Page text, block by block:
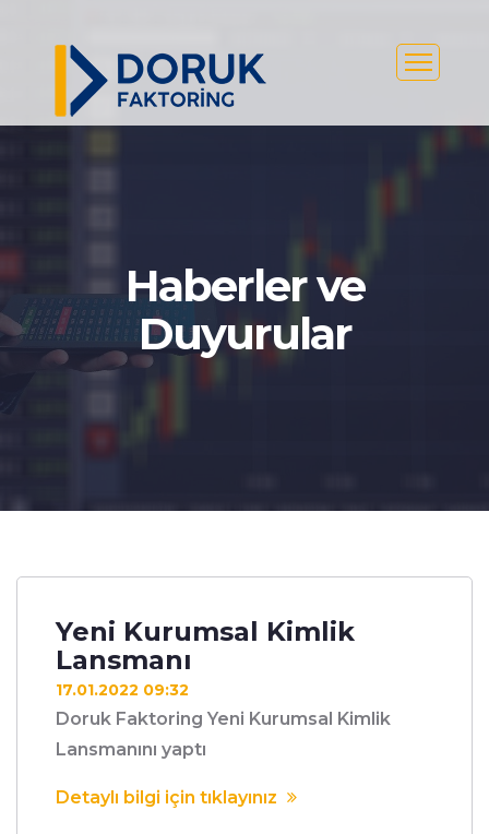
Haberler ve
Duyurular
Yeni Kurumsal Kimlik
Lansmanı
17.01.2022 09:32
Doruk Faktoring Yeni Kurumsal Kimlik
Lansmanını yaptı
Detaylı bilgi için tıklayınız